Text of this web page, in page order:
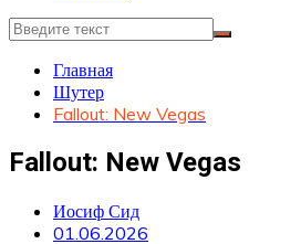
Главная
Шутер
Fallout: New Vegas
Fallout: New Vegas
Иосиф Сид
01.06.2026